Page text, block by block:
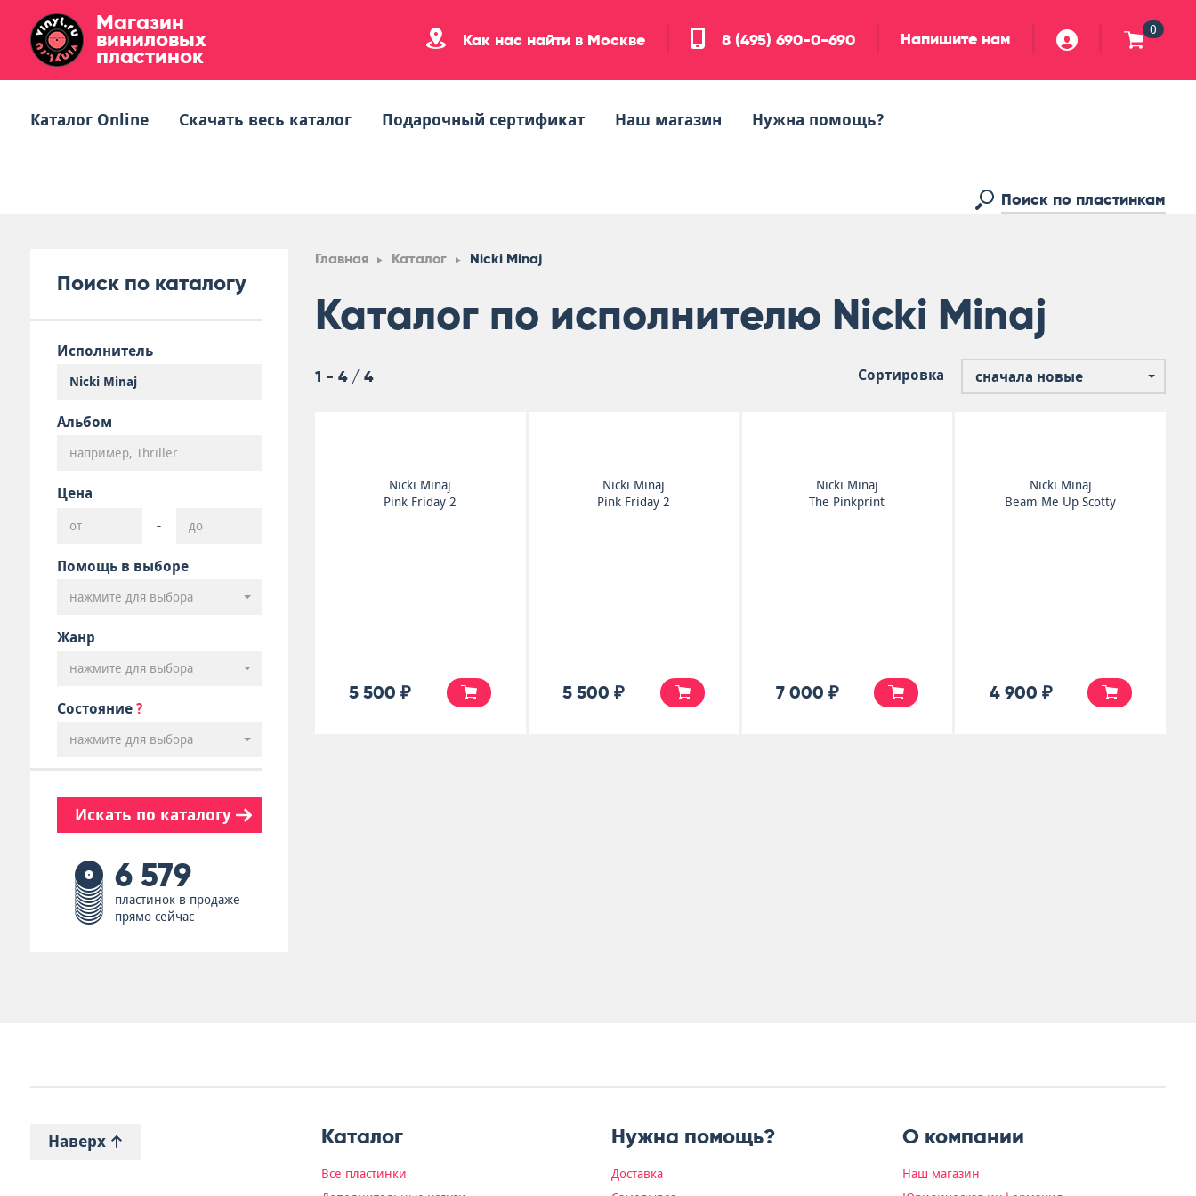
Магазин
виниловых
пластинок
Как нас найти в Москве 8 (495) 690-0-690 Напишите нам 0
Каталог Online Скачать весь каталог Подарочный сертификат Наш магазин Нужна помощь?
Поиск по каталогу
Исполнитель
Альбом
Цена
-
Помощь в выборе
нажмите для выбора
Жанр
нажмите для выбора
Состояние ?
нажмите для выбора
Искать по каталогу
6 579
пластинок в продаже
прямо сейчас
Главная Каталог Nicki Minaj
Каталог по исполнителю Nicki Minaj
1 - 4 / 4 Сортировка сначала новые
Nicki Minaj
Pink Friday 2
5 500 ₽
Nicki Minaj
Pink Friday 2
5 500 ₽
Nicki Minaj
The Pinkprint
7 000 ₽
Nicki Minaj
Beam Me Up Scotty
4 900 ₽
Наверх Каталог
Все пластинки
Нужна помощь?
Доставка
О компании
Наш магазин